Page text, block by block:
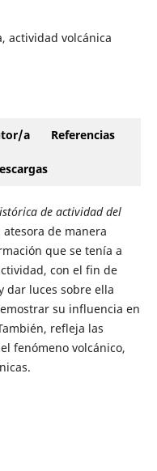
actividad volcánica
a Referencias
de actividad del
atesora de manera
que se tenía a
con el fin de
dar luces sobre ella
su influencia en
refleja las
fenómeno volcánico,